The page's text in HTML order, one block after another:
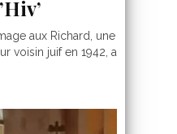
aux Richard, une
voisin juif en 1942, a